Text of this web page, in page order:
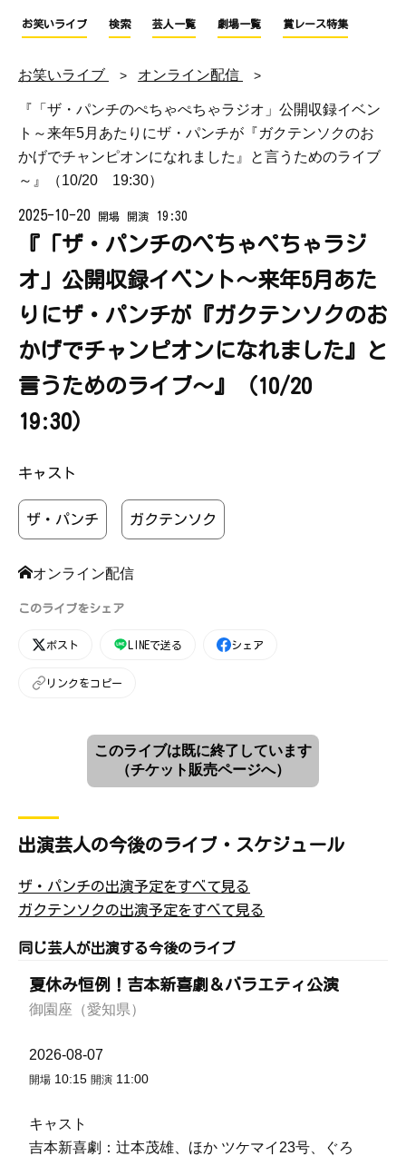
お笑いライブ 検索 芸人一覧 劇場一覧 賞レース特集
お笑いライブ オンライン配信
『「ザ・パンチのぺちゃぺちゃラジオ」公開収録イベン
ト～来年5月あたりにザ・パンチが『ガクテンソクのお
かげでチャンピオンになれました』と言うためのライブ
～』（10/20 19:30）
2025-10-20 開場 開演 19:30
『「ザ・パンチのぺちゃぺちゃラジ
オ」公開収録イベント～来年5月あた
りにザ・パンチが『ガクテンソクのお
かげでチャンピオンになれました』と
言うためのライブ～』（10/20
19:30）
キャスト
ザ・パンチ ガクテンソク
オンライン配信
このライブをシェア
ポスト LINEで送る シェア
リンクをコピー
このライブは既に終了しています
（チケット販売ページへ）
出演芸人の今後のライブ・スケジュール
ザ・パンチの出演予定をすべて見る
ガクテンソクの出演予定をすべて見る
同じ芸人が出演する今後のライブ
夏休み恒例！吉本新喜劇＆バラエティ公演
御園座（愛知県）
2026-08-07
開場 10:15 開演 11:00
キャスト
吉本新喜劇：辻本茂雄、ほか ツケマイ23号、ぐろ